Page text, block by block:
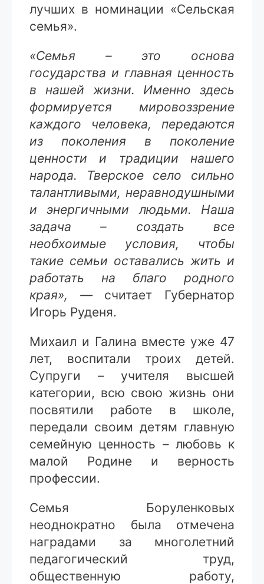
лучших в номинации «Сельская
семья».
«Семья – это основа
государства и главная ценность
в нашей жизни. Именно здесь
формируется мировоззрение
каждого человека, передаются
из поколения в поколение
ценности и традиции нашего
народа. Тверское село сильно
талантливыми, неравнодушными
и энергичными людьми. Наша
задача – создать все
необхоимые условия, чтобы
такие семьи оставались жить и
работать на благо родного
края», —считает Губернатор
Игорь Руденя.
Михаил и Галина вместе уже 47
лет, воспитали троих детей.
Супруги – учителя высшей
категории, всю свою жизнь они
посвятили работе в школе,
передали своим детям главную
семейную ценность – любовь к
малой Родине и верность
профессии.
Семья Боруленковых
неоднократно была отмечена
наградами за многолетний
педагогический труд,
общественную работу,